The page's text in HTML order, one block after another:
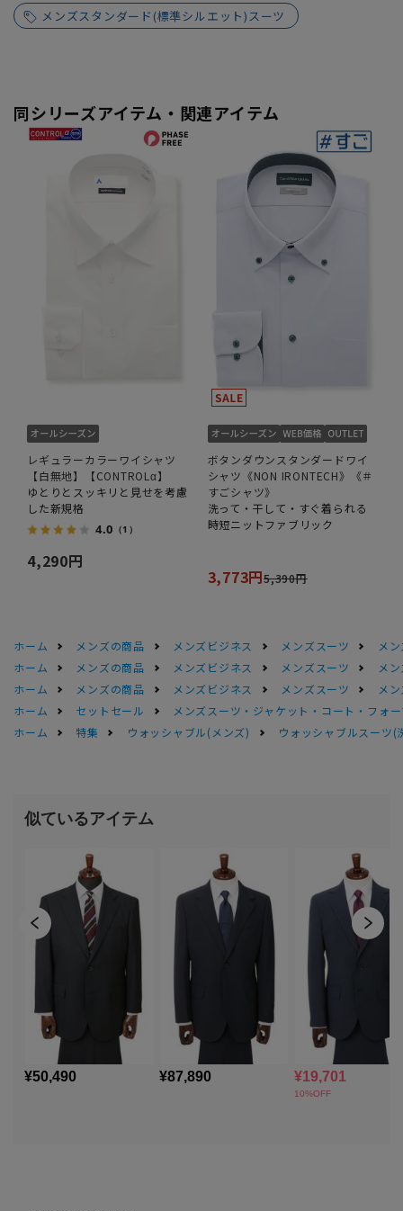
メンズスタンダード(標準シルエット)スーツ
同シリーズアイテム・関連アイテム
レギュラーカラーワイシャツ
【白無地】【CONTROLα】
ゆとりとスッキリと見せを考慮
した新規格
4.0 （1）
4,290円
ボタンダウンスタンダードワイ
シャツ《NON IRONTECH》《＃
すごシャツ》
洗って・干して・すぐ着られる
時短ニットファブリック
3,773円5,390円
ホーム メンズの商品 メンズビジネス メンズスーツ
メ
ホーム
メンズの商品 メンズビジネス メンズスーツ
メ
ホーム
メンズの商品 メンズビジネス メンズスーツ
メ
ホーム
セットセール
メンズスーツ・ジャケット・コート・フォ
ホーム
特集 ウォッシャブル(メンズ) ウォッシャブルスーツ(